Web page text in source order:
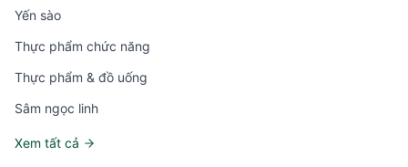
Yến sào
Thực phẩm chức năng
Thực phẩm & đồ uống
Sâm ngọc linh
Xem tất cả